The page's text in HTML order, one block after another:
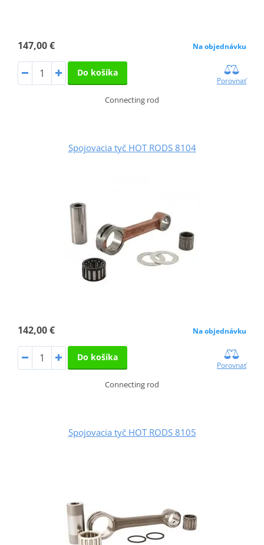
147,00 € Na objednávku
Do košíka
Porovnať
Connecting rod
Spojovacia tyč HOT RODS 8104
142,00 € Na objednávku
Do košíka
Porovnať
Connecting rod
Spojovacia tyč HOT RODS 8105